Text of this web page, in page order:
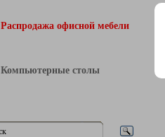
Распродажа офисной мебели
Компьютерные столы